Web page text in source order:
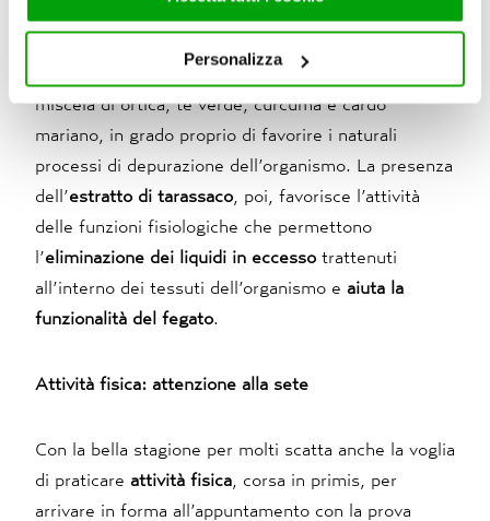
servizi. Per maggiori informazioni circa l’utilizzo dei
chiudere il banner, non verranno installati cookie sul tuo
Personalizza
Bonomelli Depurativa
miscela di ortica, tè verde, curcuma e cardo
mariano, in grado proprio di favorire i naturali
processi di depurazione dell’organismo. La presenza
dell’estratto di tarassaco , poi, favorisce l’attività
delle funzioni fisiologiche che permettono
l’eliminazione dei liquidi in eccesso trattenuti
all’interno dei tessuti dell’organismo e aiuta la
funzionalità del fegato
Attività fisica: attenzione alla sete
Con la bella stagione per molti scatta anche la voglia
di praticare attività fisica , corsa in primis, per
arrivare in forma all’appuntamento con la prova